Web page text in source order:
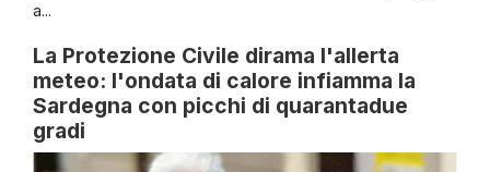
a...
La Protezione Civile dirama l'allerta
meteo: l'ondata di calore infiamma la
Sardegna con picchi di quarantadue
gradi